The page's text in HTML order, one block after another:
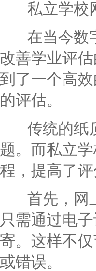
私立学校网
在当今数字
改善学业评
到了一个高
的评估。
传统的纸质
题。而私立
程，提高了
首先，网上
只需通过电
寄。这样不
或错误。